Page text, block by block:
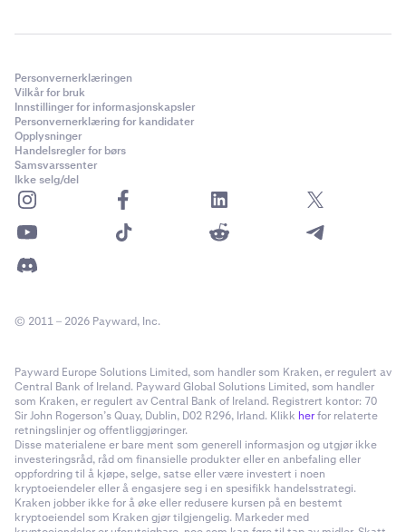
Personvernerklæringen
Vilkår for bruk
Innstillinger for informasjonskapsler
Personvernerklæring for kandidater
Opplysninger
Handelsregler for børs
Samsvarssenter
Ikke selg/del
© 2011 – 2026 Payward, Inc.
Payward Europe Solutions Limited, som handler som Kraken, er regulert av
Central Bank of Ireland. Payward Global Solutions Limited, som handler
som Kraken, er regulert av Central Bank of Ireland. Registrert kontor: 70
Sir John Rogerson’s Quay, Dublin, D02 R296, Irland. Klikk herfor relaterte
retningslinjer og offentliggjøringer.
Disse materialene er bare ment som generell informasjon og utgjør ikke
investeringsråd, råd om finansielle produkter eller en anbefaling eller
oppfordring til å kjøpe, selge, satse eller være investert i noen
kryptoeiendeler eller å engasjere seg i en spesifikk handelsstrategi.
Kraken jobber ikke for å øke eller redusere kursen på en bestemt
kryptoeiendel som Kraken gjør tilgjengelig. Markeder med